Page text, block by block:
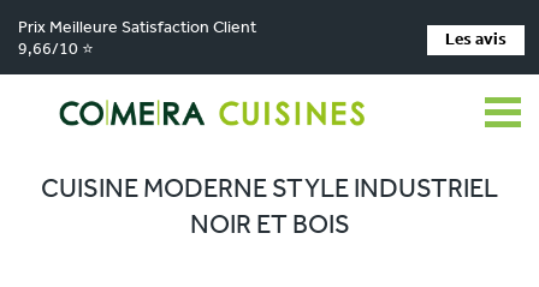
Prix Meilleure Satisfaction Client
9,66/10 ⭐
Les avis
Comera Cuisines > Nos magasins de cuisine > Cuisiniste Marquise
Réalisations > Cuisine moderne style industriel noir et bois
CUISINE MODERNE STYLE INDUSTRIEL
NOIR ET BOIS